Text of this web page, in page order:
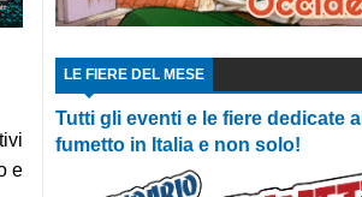
e
LE FIERE DEL MESE
Tutti gli eventi e le fiere dedicate al
fumetto in Italia e non solo!